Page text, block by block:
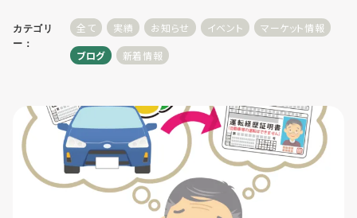
フロア予約
お問い合わせ
カテゴリ
ー：
全て 実績 お知らせ イベント マーケット情報
ブログ 新着情報